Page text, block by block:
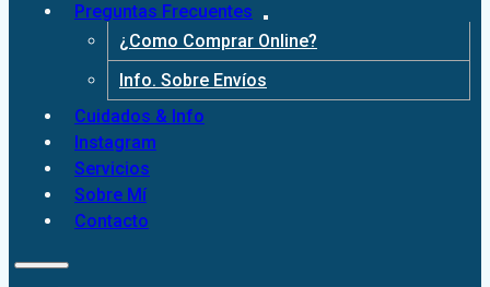
Preguntas Frecuentes
¿Como Comprar Online?
Info. Sobre Envíos
Cuidados & Info
Instagram
Servicios
Sobre Mí
Contacto